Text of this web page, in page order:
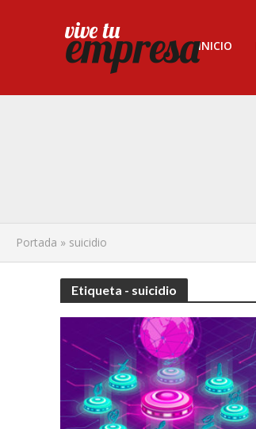
INICIO
Portada » suicidio
Etiqueta - suicidio